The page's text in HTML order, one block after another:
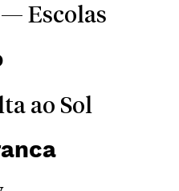
Escolas
ao Sol